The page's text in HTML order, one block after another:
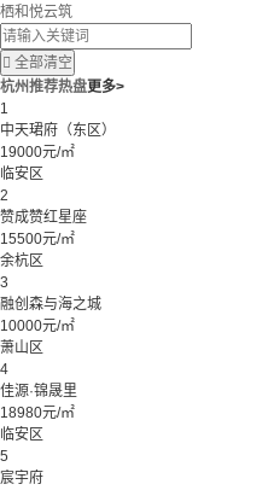
栖和悦云筑
 全部清空
杭州推荐热盘更多>
1
中天珺府（东区）
19000元/㎡
临安区
2
赞成赞红星座
15500元/㎡
余杭区
3
融创森与海之城
10000元/㎡
萧山区
4
佳源·锦晟里
18980元/㎡
临安区
5
宸宇府